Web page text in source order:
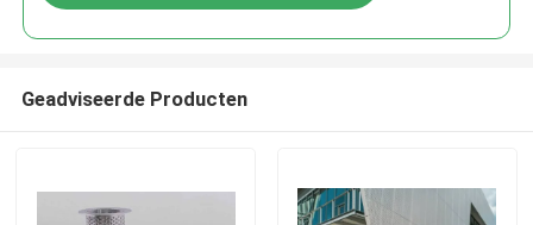
Geadviseerde Producten